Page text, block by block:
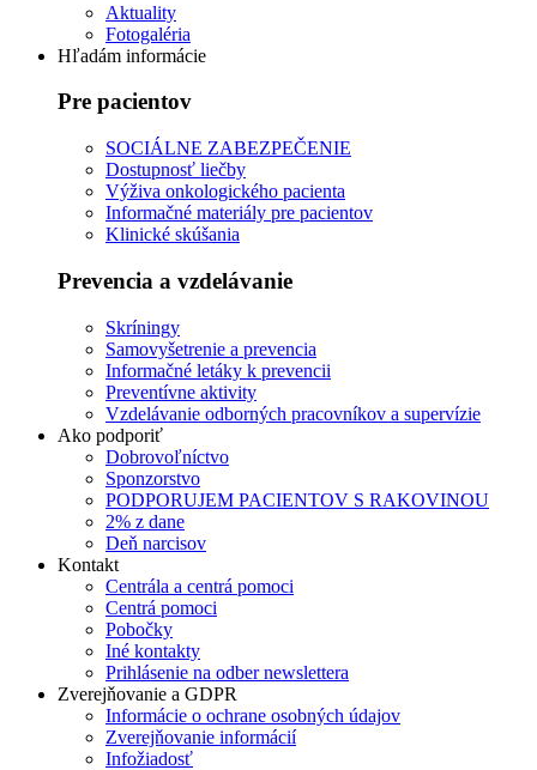
Aktuality
Fotogaléria
Hľadám informácie
Pre pacientov
SOCIÁLNE ZABEZPEČENIE
Dostupnosť liečby
Výživa onkologického pacienta
Informačné materiály pre pacientov
Klinické skúšania
Prevencia a vzdelávanie
Skríningy
Samovyšetrenie a prevencia
Informačné letáky k prevencii
Preventívne aktivity
Vzdelávanie odborných pracovníkov a supervízie
Ako podporiť
Dobrovoľníctvo
Sponzorstvo
PODPORUJEM PACIENTOV S RAKOVINOU
2% z dane
Deň narcisov
Kontakt
Centrála a centrá pomoci
Centrá pomoci
Pobočky
Iné kontakty
Prihlásenie na odber newslettera
Zverejňovanie a GDPR
Informácie o ochrane osobných údajov
Zverejňovanie informácií
Infožiadosť